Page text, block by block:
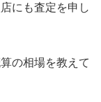
にも査定を申し
の相場を教えて